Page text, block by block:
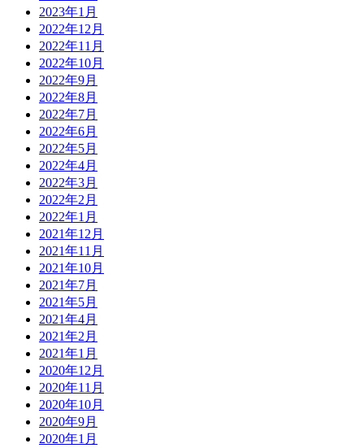
2023年1月
2022年12月
2022年11月
2022年10月
2022年9月
2022年8月
2022年7月
2022年6月
2022年5月
2022年4月
2022年3月
2022年2月
2022年1月
2021年12月
2021年11月
2021年10月
2021年7月
2021年5月
2021年4月
2021年2月
2021年1月
2020年12月
2020年11月
2020年10月
2020年9月
2020年1月